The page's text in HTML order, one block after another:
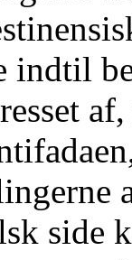
indtil
side